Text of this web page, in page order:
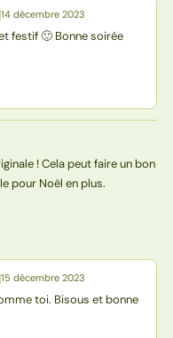
14 décembre 2023
festif 🙂 Bonne soirée
! Cela peut faire un bon
pour Noël en plus.
15 décembre 2023
toi. Bisous et bonne